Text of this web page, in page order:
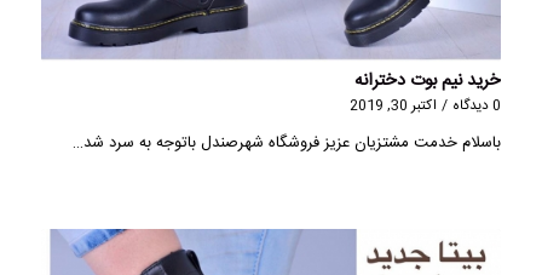
خرید نیم بوت دخترانه
0 دیدگاه / اکتبر 30, 2019
باسلام خدمت مشتزیان عزیز فروشگاه شهرصندل باتوجه به سرد شد…